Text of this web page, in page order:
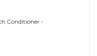
Conditioner -